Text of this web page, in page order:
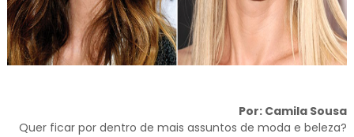
Por: Camila Sousa
Quer ficar por dentro de mais assuntos de moda e beleza?